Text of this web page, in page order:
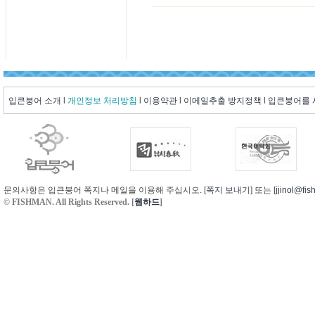
입큰붕어 소개 개인정보 처리방침 이용약관 이메일추출 방지정책 입큰붕어를
문의사항은 입큰붕어 쪽지나 메일을 이용해 주십시오. [쪽지 보내기 ] 또는 [
© FISHMAN. All Rights Reserved. [웹하드]